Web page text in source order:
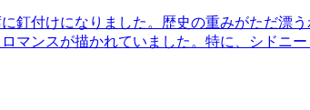
釘付けになりました。歴史の重みがただ漂
ンスが描かれていました。特に、シドニー